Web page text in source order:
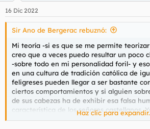
16 Dic 2022
Sir Ano de Bergerac rebuznó:
Mi teoría -si es que se me permite
creo que a veces puedo resultar un poco
-sobre todo en mi personalidad foril- y
en una cultura de tradición católica de
feligreses pueden llegar a ser bastante
ciertos comportamientos y si alguien
de sus cabezas ha de exhibir esa falsa
característica de los señores castellanos.
sobre@Max_Demian, otro caso similar,
Haz clic para